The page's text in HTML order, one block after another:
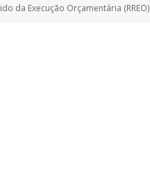
da Execução Orçamentária (RREO)